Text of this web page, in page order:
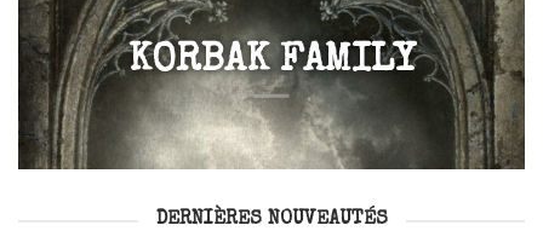
KORBAK FAMILY
DERNIÈRES NOUVEAUTÉS